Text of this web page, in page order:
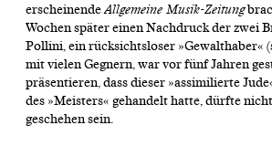
erscheinendeAllgemeine Musik-Zeitung
Wochen später einen Nachdruck der zwei
Pollini, ein rücksichtsloser »Gewalthaber«
mit vielen Gegnern, war vor fünf Jahren
präsentieren, dass dieser »assimilierte
des »Meisters« gehandelt hatte, dürfte
geschehen sein.